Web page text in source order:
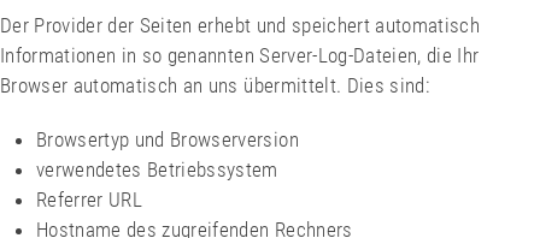
Der Provider der Seiten erhebt und speichert automatisch
Informationen in so genannten Server-Log-Dateien, die Ihr
Browser automatisch an uns übermittelt. Dies sind:
Browsertyp und Browserversion
verwendetes Betriebssystem
Referrer URL
Hostname des zugreifenden Rechners